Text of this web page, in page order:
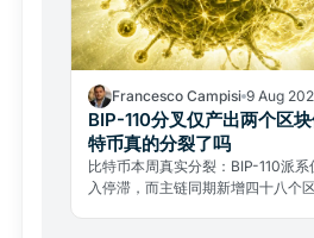
Francesco Campisi 9 Aug
BIP-110分叉仅产出两个区
特币真的分裂了吗
比特币本周真实分裂：BIP-110派
入停滞，而主链同期新增四十八个